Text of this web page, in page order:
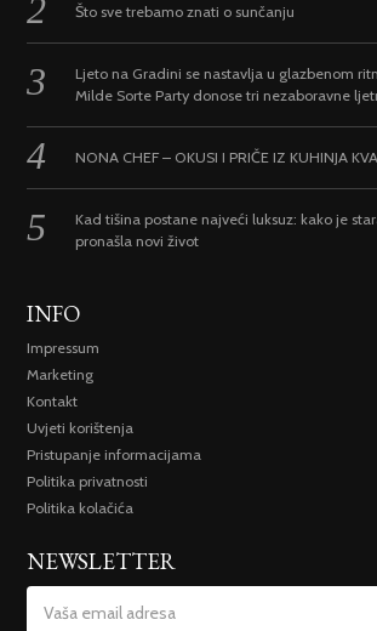
Što sve trebamo znati o sunčanju
Ljeto na Gradini se nastavlja u glazbenom
Milde Sorte Party donose tri nezaboravne
NONA CHEF – OKUSI I PRIČE IZ KUHINJA
Kad tišina postane najveći luksuz: kako je
pronašla novi život
INFO
Impressum
Marketing
Kontakt
Uvjeti korištenja
Pristupanje informacijama
Politika privatnosti
Politika kolačića
NEWSLETTER